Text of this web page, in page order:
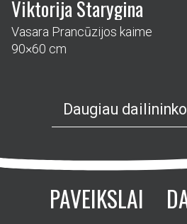
Viktorija Starygina
Vasara Prancūzijos kaime
90×60 cm
Daugiau
PAVEIKSLAI